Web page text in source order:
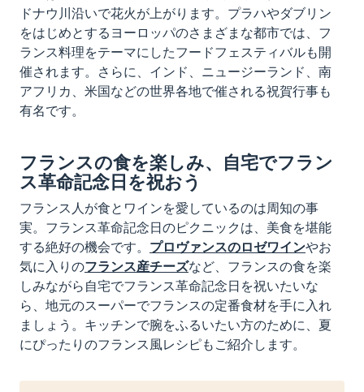
ドナウ川沿いで花火が上がります。プラハやダブリン
をはじめとするヨーロッパのさまざまな都市では、フ
ランス料理をテーマにしたフードフェスティバルも開
催されます。さらに、インド、ニュージーランド、南
アフリカ、米国などの世界各地で催される祝賀行事も
有名です。
フランスの食を楽しみ、自宅でフラン
ス革命記念日を祝おう
フランス人が食とワインを愛しているのは周知の事
実。フランス革命記念日のピクニックは、美食を堪能
する絶好の機会です。 プロヴァンスのロゼワインやお
気に入りのフランス産チーズなど、フランスの食を楽
しみながら自宅でフランス革命記念日を祝いたいな
ら、地元のスーパーでフランスの定番食材を手に入れ
ましょう。キッチンで腕をふるいたい方のために、夏
にぴったりのフランス風レシピもご紹介します。